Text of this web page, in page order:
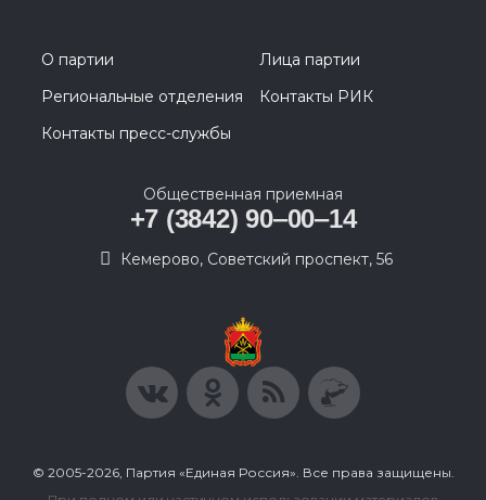
О партии
Лица партии
Региональные отделения
Контакты РИК
Контакты пресс-службы
Общественная приемная
+7 (3842) 90‒00‒14
​Кемерово, Советский проспект, 56
© 2005-2026, Партия «Единая Россия». Все права защищены.